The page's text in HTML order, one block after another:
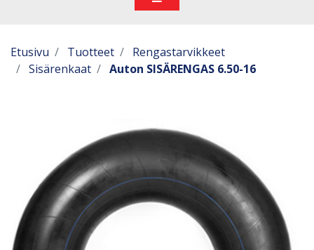
Etusivu Tuotteet
Rengastarvikkeet
Sisärenkaat
Auton SISÄRENGAS 6.50-16